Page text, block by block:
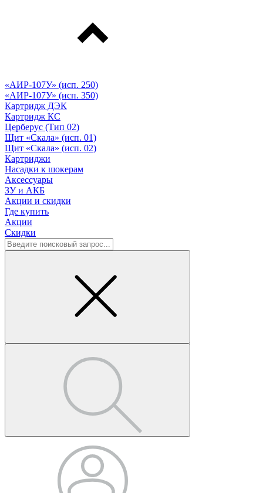
«АИР-107У» (исп. 250)
«АИР-107У» (исп. 350)
Картридж ДЭК
Картридж КС
Церберус (Тип 02)
Щит «Скала» (исп. 01)
Щит «Скала» (исп. 02)
Картриджи
Насадки к шокерам
Аксессуары
ЗУ и АКБ
Акции и скидки
Где купить
Акции
Скидки